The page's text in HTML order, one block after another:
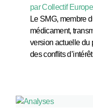
par Collectif
Le SMG, membre
médicament,
version actuelle du
des conflits